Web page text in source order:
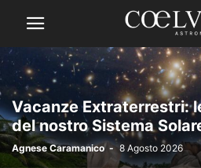
Vacanze Extraterrestri:
del nostro Sistema
Agnese Caramanico - 8 Agosto 2026